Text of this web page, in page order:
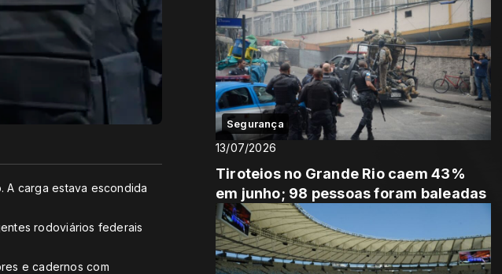
A carga estava escondida
rodoviários federais
e cadernos com
Segurança
13/07/2026
Tiroteios no Grande Rio caem 43%
em junho; 98 pessoas foram baleadas